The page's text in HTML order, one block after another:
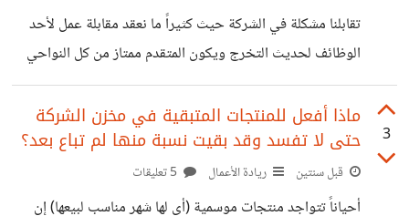
تقابلنا مشكلة في الشركة حيث كثيراً ما نعقد مقابلة عمل لأحد
الوظائف لحديث التخرج ويكون المتقدم ممتاز من كل النواحي
ولكن بعد شهر أو أقل يتكاسل عن العمل ويعتذر عن الوظيفة,
لماذا من وجهة نظرك وما هي أفضل عوامل نحدد بناءاً عليها
اختيار حديث تخرج للعمل ؟
3
ماذا أفعل للمنتجات المتبقية في مخزن الشركة
حتى لا تفسد وقد بقيت نسبة منها لم تباع بعد؟
قبل سنتين ريادة الأعمال
أحياناً تتواجد منتجات موسمية (أي لها شهر مناسب لبيعها) إن